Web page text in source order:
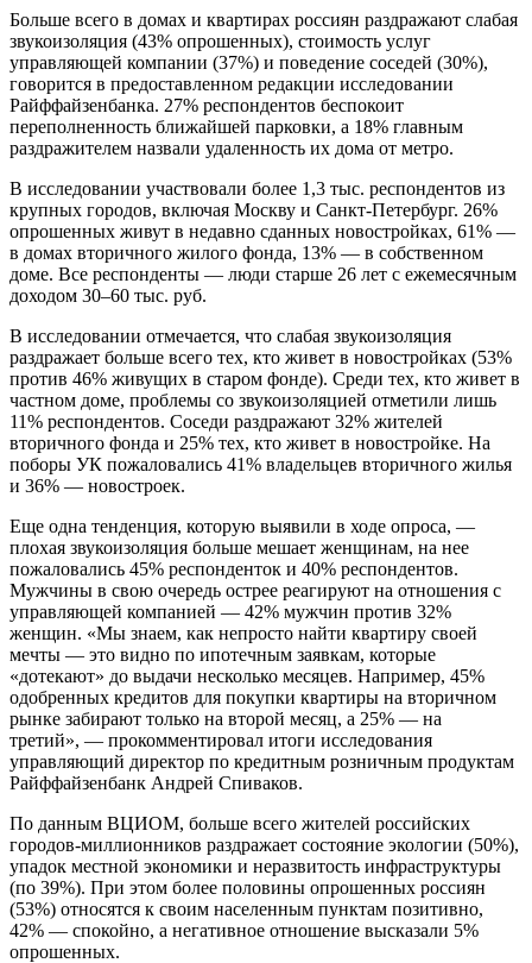
Больше всего в домах и квартирах россиян раздражают слабая
звукоизоляция (43% опрошенных), стоимость услуг
управляющей компании (37%) и поведение соседей (30%),
говорится в предоставленном редакции исследовании
Райффайзенбанка. 27% респондентов беспокоит
переполненность ближайшей парковки, а 18% главным
раздражителем назвали удаленность их дома от метро.
В исследовании участвовали более 1,3 тыс. респондентов из
крупных городов, включая Москву и Санкт-Петербург. 26%
опрошенных живут в недавно сданных новостройках, 61% —
в домах вторичного жилого фонда, 13% — в собственном
доме. Все респонденты — люди старше 26 лет c ежемесячным
доходом 30–60 тыс. руб.
В исследовании отмечается, что слабая звукоизоляция
раздражает больше всего тех, кто живет в новостройках (53%
против 46% живущих в старом фонде). Среди тех, кто живет в
частном доме, проблемы со звукоизоляцией отметили лишь
11% респондентов. Соседи раздражают 32% жителей
вторичного фонда и 25% тех, кто живет в новостройке. На
поборы УК пожаловались 41% владельцев вторичного жилья
и 36% — новостроек.
Еще одна тенденция, которую выявили в ходе опроса, —
плохая звукоизоляция больше мешает женщинам, на нее
пожаловались 45% респонденток и 40% респондентов.
Мужчины в свою очередь острее реагируют на отношения с
управляющей компанией — 42% мужчин против 32%
женщин. «Мы знаем, как непросто найти квартиру своей
мечты — это видно по ипотечным заявкам, которые
«дотекают» до выдачи несколько месяцев. Например, 45%
одобренных кредитов для покупки квартиры на вторичном
рынке забирают только на второй месяц, а 25% — на
третий», — прокомментировал итоги исследования
управляющий директор по кредитным розничным продуктам
Райффайзенбанк Андрей Спиваков.
По данным ВЦИОМ, больше всего жителей российских
городов-миллионников раздражает состояние экологии (50%),
упадок местной экономики и неразвитость инфраструктуры
(по 39%). При этом более половины опрошенных россиян
(53%) относятся к своим населенным пунктам позитивно,
42% — спокойно, а негативное отношение высказали 5%
опрошенных.